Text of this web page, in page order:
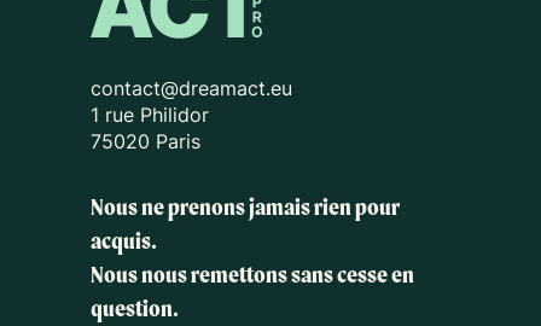
contact@dreamact.eu
1 rue Philidor
75020 Paris
Nous ne prenons jamais rien pour
acquis.
Nous nous remettons sans cesse en
question.